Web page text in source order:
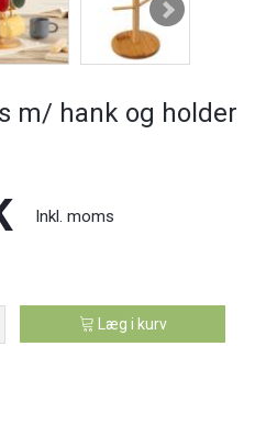
m/ hank og holder
Inkl. moms
Læg i kurv